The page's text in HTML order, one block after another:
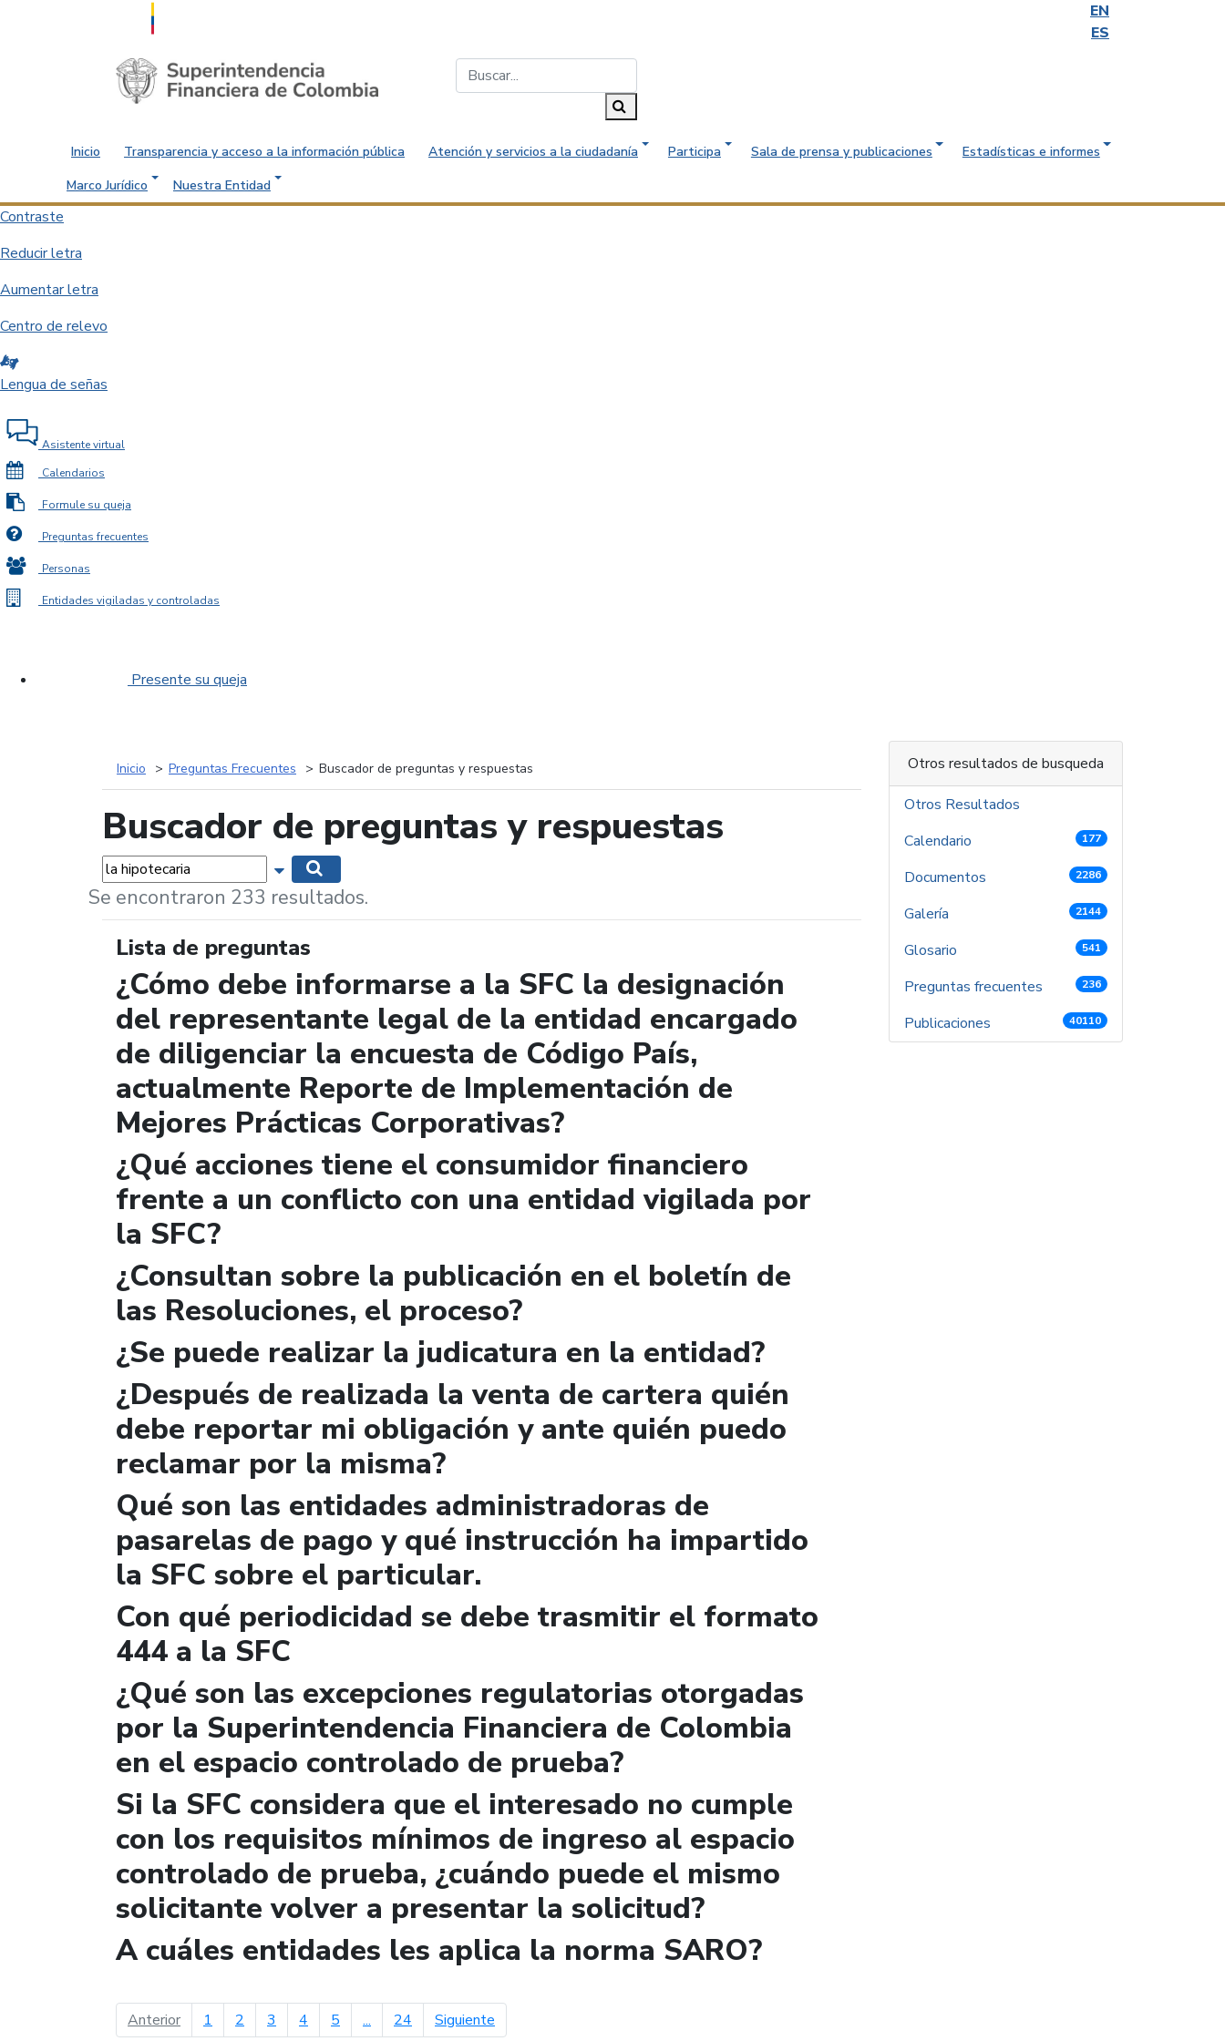
EN
ES
Saltar al contenido principal
Inicio Transparencia y acceso a la información pública Atención y servicios a la ciudadanía Participa Sala de prensa y publicaciones
Estadísticas e informes
Marco Jurídico
Nuestra Entidad
Contraste
Reducir letra
Aumentar letra
Centro de relevo
Lengua de señas
Asistente virtual
Calendarios
Formule su queja
Preguntas frecuentes
Personas
Entidades vigiladas y controladas
Presente su queja
Inicio Preguntas Frecuentes Buscador de preguntas y respuestas
Buscador de preguntas y respuestas
Palabras... Mostrar opciones de búsqueda
Se encontraron 233 resultados.
Lista de preguntas
¿Cómo debe informarse a la SFC la designación
del representante legal de la entidad encargado
de diligenciar la encuesta de Código País,
actualmente Reporte de Implementación de
Mejores Prácticas Corporativas?
¿Qué acciones tiene el consumidor financiero
frente a un conflicto con una entidad vigilada por
la SFC?
¿Consultan sobre la publicación en el boletín de
las Resoluciones, el proceso?
¿Se puede realizar la judicatura en la entidad?
¿Después de realizada la venta de cartera quién
debe reportar mi obligación y ante quién puedo
reclamar por la misma?
Qué son las entidades administradoras de
pasarelas de pago y qué instrucción ha impartido
la SFC sobre el particular.
Con qué periodicidad se debe trasmitir el formato
444 a la SFC
¿Qué son las excepciones regulatorias otorgadas
por la Superintendencia Financiera de Colombia
en el espacio controlado de prueba?
Si la SFC considera que el interesado no cumple
con los requisitos mínimos de ingreso al espacio
controlado de prueba, ¿cuándo puede el mismo
solicitante volver a presentar la solicitud?
A cuáles entidades les aplica la norma SARO?
Anteriorpágina anterior
1 2 3 4 5 ... 24 Siguiente
Otros resultados de busqueda
Otros Resultados
Calendario
177
Documentos 2286
Galería 2144
Glosario 541
Preguntas frecuentes 236
Publicaciones 40110